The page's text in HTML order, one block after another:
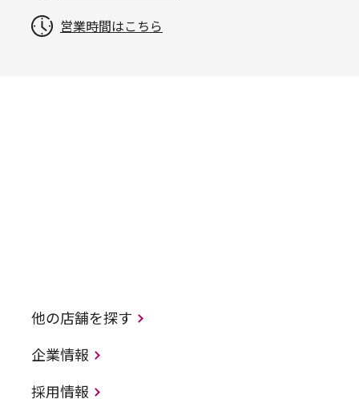
営業時間はこちら
他の店舗を探す
企業情報
採用情報